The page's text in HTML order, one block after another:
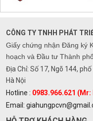
CÔNG TY TNHH PHÁT
Giấy chứng nhận Đăng ký
hoạch và Đầu tư Thành
Địa Chỉ: Số 17, Ngõ 144,
Hà Nội
Hotline : 0983.966.621 (Mr:
Email: